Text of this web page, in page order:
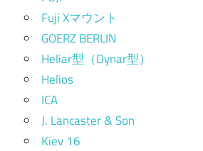
Fuji Xマウント
GOERZ BERLIN
Heliar型（Dynar型）
Helios
ICA
J. Lancaster & Son
Kiev 16